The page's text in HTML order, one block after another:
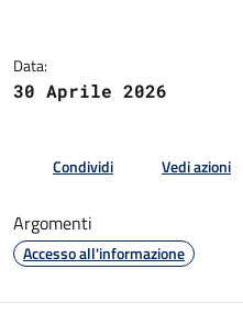
Data:
30 Aprile 2026
Condividi Vedi azioni
Argomenti
Accesso all'informazione